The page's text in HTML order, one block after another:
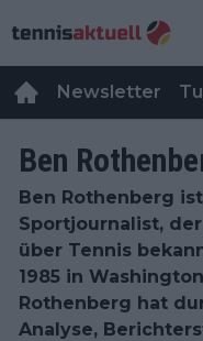
Newsletter
Ben
Ben Rothenberg
Sportjournalist,
über Tennis
1985 in
Rothenberg hat
Analyse,